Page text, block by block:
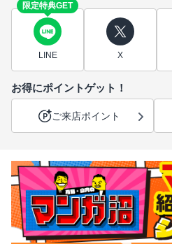
限定特典GET
LINE X
お得にポイントゲット！
ご来店ポイント